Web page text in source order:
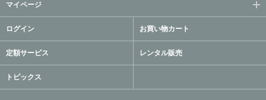
マイページ
ログイン お買い物カート
定額サービス レンタル販売
トピックス